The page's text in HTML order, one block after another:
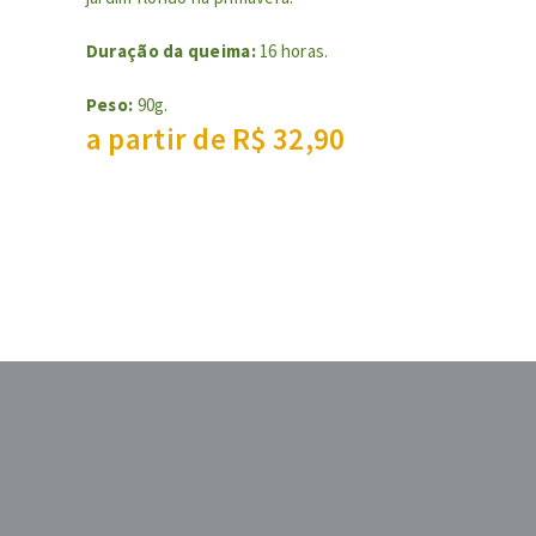
Duração da queima:16 horas.
Peso: 90g.
a partir de R$ 32,90